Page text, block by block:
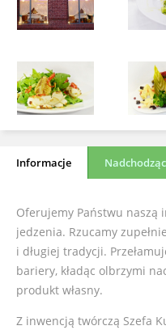
Informacje
Oferujemy Państwu
jedzenia. Rzucamy
i długiej tradycji.
bariery, kładąc olbrzymi
produkt własny.
Z inwencją twórczą Szefa